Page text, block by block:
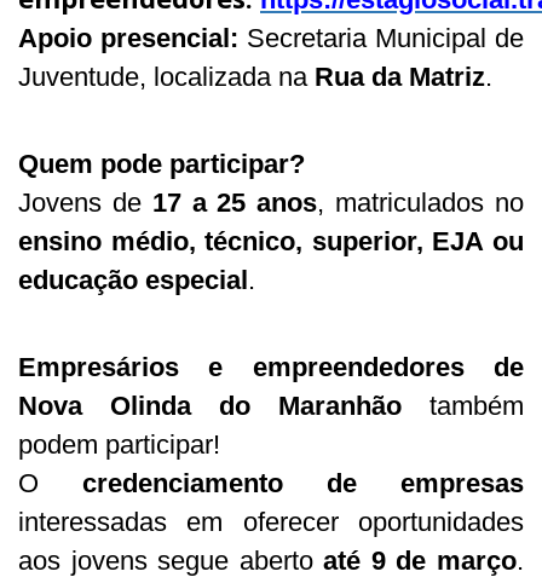
Apoio presencial: Secretaria Municipal de
Juventude, localizada na Rua da Matriz.
Quem pode participar?
Jovens de 17 a 25 anos, matriculados no
ensino médio, técnico, superior, EJA ou
educação especial .
Empresários e empreendedores de
Nova Olinda do Maranhão também
podem participar!
O credenciamento de empresas
interessadas em oferecer oportunidades
aos jovens segue abertoaté 9 de março.